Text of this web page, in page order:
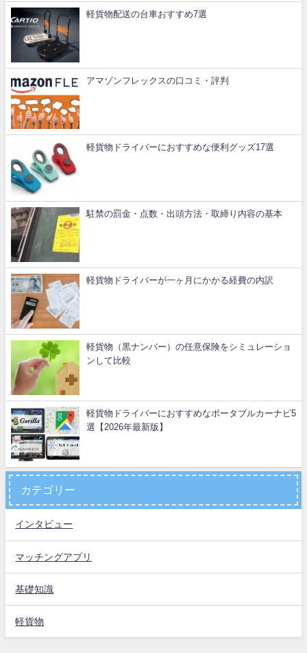
軽貨物配送の台車おすすめ7選
アマゾンフレックスの口コミ・評判
軽貨物ドライバーにおすすめな便利グッズ17選
駐禁の罰金・点数・出頭方法・取締り内容の基本
軽貨物ドライバーが一ヶ月にかかる経費の内訳
軽貨物（黒ナンバー）の任意保険をシミュレーショ
ンして比較
軽貨物ドライバーにおすすめなポータブルカーナビ5
選【2026年最新版】
カテゴリー
インタビュー
マッチングアプリ
基礎知識
軽貨物